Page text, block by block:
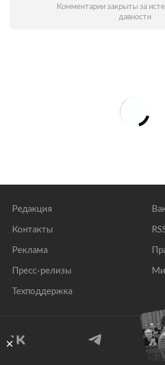
Комментарии закрыты за
давности
Редакция
Контакты
Реклама
Пресс-релизы
Техподдержка